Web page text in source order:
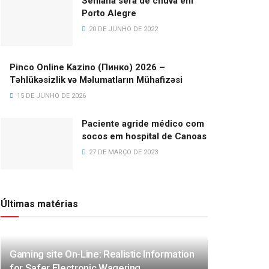
Porto Alegre
20 DE JUNHO DE 2022
Pinco Online Kazino (Пинко) 2026 –
Təhlükəsizlik və Məlumatların Mühafizəsi
15 DE JUNHO DE 2026
Paciente agride médico com
socos em hospital de Canoas
27 DE MARÇO DE 2023
Últimas matérias
Gaming site On-Line: Realistic Information